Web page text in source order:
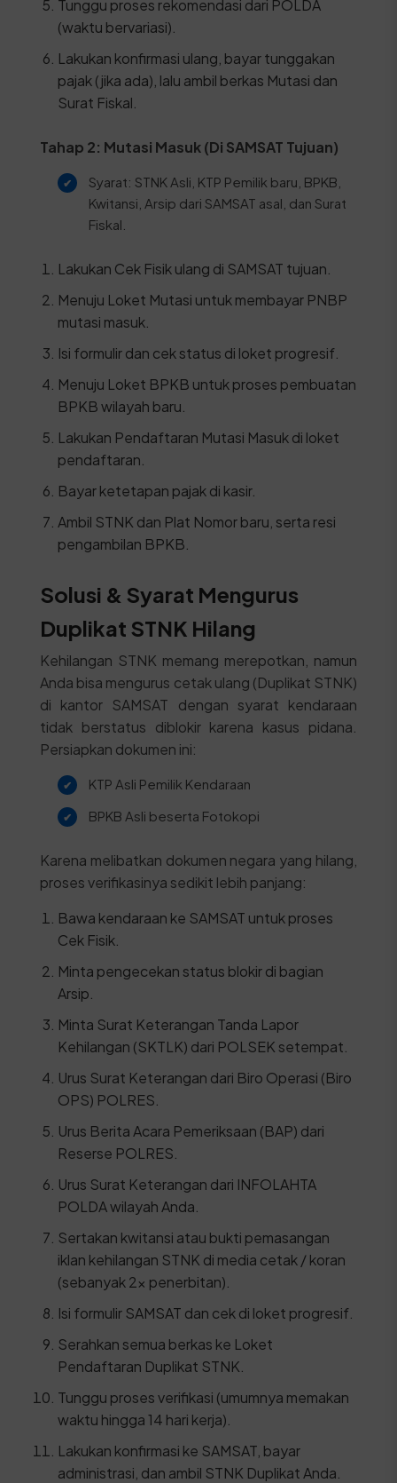
Tunggu proses rekomendasi dari POLDA
(waktu bervariasi).
Lakukan konfirmasi ulang, bayar tunggakan
pajak (jika ada), lalu ambil berkas Mutasi dan
Surat Fiskal.
Tahap 2: Mutasi Masuk (Di SAMSAT Tujuan)
Syarat: STNK Asli, KTP Pemilik baru, BPKB,
Kwitansi, Arsip dari SAMSAT asal, dan Surat
Fiskal.
Lakukan Cek Fisik ulang di SAMSAT tujuan.
Menuju Loket Mutasi untuk membayar PNBP
mutasi masuk.
Isi formulir dan cek status di loket progresif.
Menuju Loket BPKB untuk proses pembuatan
BPKB wilayah baru.
Lakukan Pendaftaran Mutasi Masuk di loket
pendaftaran.
Bayar ketetapan pajak di kasir.
Ambil STNK dan Plat Nomor baru, serta resi
pengambilan BPKB.
Solusi & Syarat Mengurus
Duplikat STNK Hilang
Kehilangan STNK memang merepotkan, namun
Anda bisa mengurus cetak ulang (Duplikat STNK)
di kantor SAMSAT dengan syarat kendaraan
tidak berstatus diblokir karena kasus pidana.
Persiapkan dokumen ini:
KTP Asli Pemilik Kendaraan
BPKB Asli beserta Fotokopi
Karena melibatkan dokumen negara yang hilang,
proses verifikasinya sedikit lebih panjang:
Bawa kendaraan ke SAMSAT untuk proses
Cek Fisik.
Minta pengecekan status blokir di bagian
Arsip.
Minta Surat Keterangan Tanda Lapor
Kehilangan (SKTLK) dari POLSEK setempat.
Urus Surat Keterangan dari Biro Operasi (Biro
OPS) POLRES.
Urus Berita Acara Pemeriksaan (BAP) dari
Reserse POLRES.
Urus Surat Keterangan dari INFOLAHTA
POLDA wilayah Anda.
Sertakan kwitansi atau bukti pemasangan
iklan kehilangan STNK di media cetak / koran
(sebanyak 2x penerbitan).
Isi formulir SAMSAT dan cek di loket progresif.
Serahkan semua berkas ke Loket
Pendaftaran Duplikat STNK.
Tunggu proses verifikasi (umumnya memakan
waktu hingga 14 hari kerja).
Lakukan konfirmasi ke SAMSAT, bayar
administrasi, dan ambil STNK Duplikat Anda.